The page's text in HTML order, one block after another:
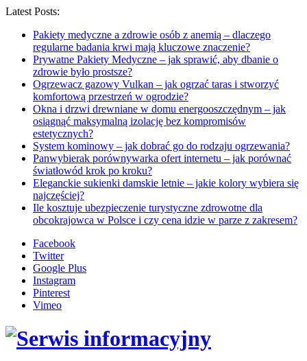
Latest Posts:
Pakiety medyczne a zdrowie osób z anemią – dlaczego
regularne badania krwi mają kluczowe znaczenie?
Prywatne Pakiety Medyczne – jak sprawić, aby dbanie o
zdrowie było prostsze?
Ogrzewacz gazowy Vulkan – jak ogrzać taras i stworzyć
komfortową przestrzeń w ogrodzie?
Okna i drzwi drewniane w domu energooszczędnym – jak
osiągnąć maksymalną izolację bez kompromisów
estetycznych?
System kominowy – jak dobrać go do rodzaju ogrzewania?
Panwybierak porównywarka ofert internetu – jak porównać
światłowód krok po kroku?
Eleganckie sukienki damskie letnie – jakie kolory wybiera się
najczęściej?
Ile kosztuje ubezpieczenie turystyczne zdrowotne dla
obcokrajowca w Polsce i czy cena idzie w parze z zakresem?
Facebook
Twitter
Google Plus
Instagram
Pinterest
Vimeo